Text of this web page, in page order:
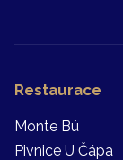
Restaurace
Monte Bú
Pivnice U Čápa